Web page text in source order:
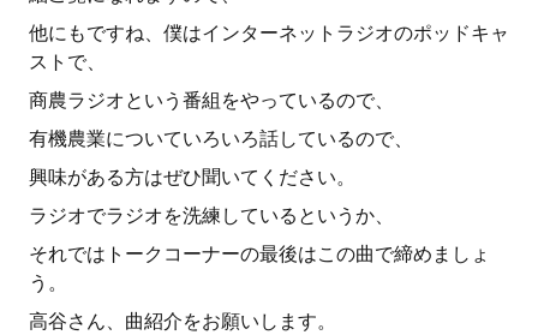
他にもですね、僕はインターネットラジオのポッドキャ
ストで、
商農ラジオという番組をやっているので、
有機農業についていろいろ話しているので、
興味がある方はぜひ聞いてください。
ラジオでラジオを洗練しているというか、
それではトークコーナーの最後はこの曲で締めましょ
う。
高谷さん、曲紹介をお願いします。